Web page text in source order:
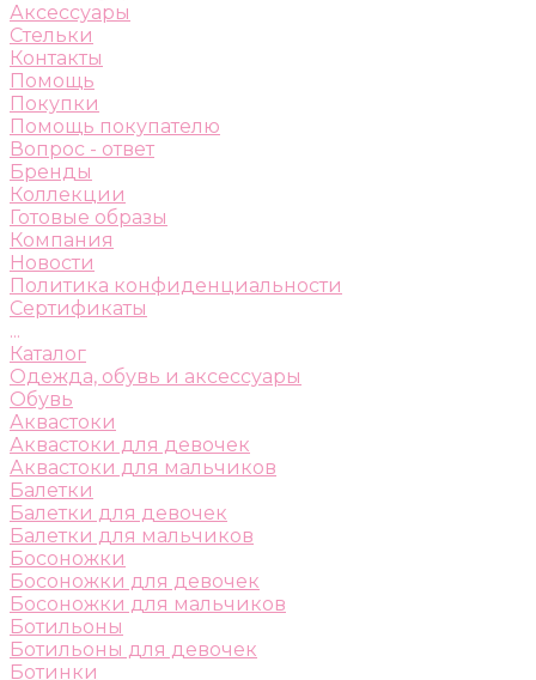
Аксессуары
Стельки
Контакты
Помощь
Покупки
Помощь покупателю
Вопрос - ответ
Бренды
Коллекции
Готовые образы
Компания
Новости
Политика конфиденциальности
Сертификаты
...
Каталог
Одежда, обувь и аксессуары
Обувь
Аквастоки
Аквастоки для девочек
Аквастоки для мальчиков
Балетки
Балетки для девочек
Балетки для мальчиков
Босоножки
Босоножки для девочек
Босоножки для мальчиков
Ботильоны
Ботильоны для девочек
Ботинки